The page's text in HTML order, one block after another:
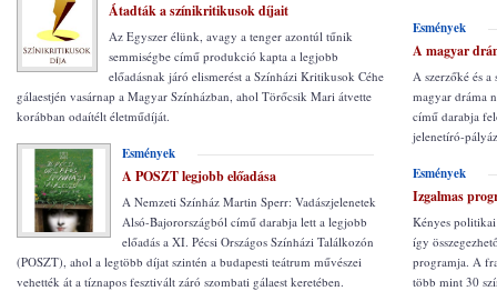
Átadták a színikritikusok díjait
Az Egyszer élünk, avagy a tenger azontúl tűnik
semmiségbe című produkció kapta a legjobb
előadásnak járó elismerést a Színházi Kritikusok Céhe
gálaestjén vasárnap a Magyar Színházban, ahol Törőcsik Mari átvette
korábban odaítélt életműdíját.
Esmények
A POSZT legjobb előadása
A Nemzeti Színház Martin Sperr: Vadászjelenetek
Alsó-Bajorországból című darabja lett a legjobb
előadás a XI. Pécsi Országos Színházi Találkozón
(POSZT), ahol a legtöbb díjat szintén a budapesti teátrum művészei
vehették át a tíznapos fesztivált záró szombati gálaest keretében.
Esmények
A magyar
A szerzőké és a
magyar dráma
című darabja
jelenetíró-
Esmények
Izgalmas
Kényes
így
programja. A
több mint 30